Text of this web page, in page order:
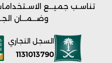
تناسـب جميــع
وضــمــان
السجل التجاري
1131013790